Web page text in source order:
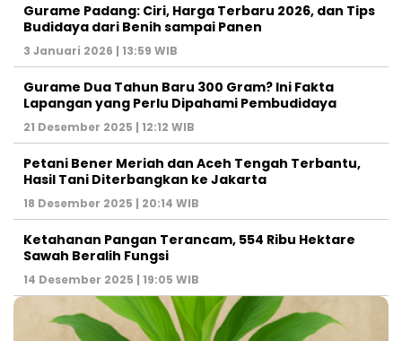
Gurame Padang: Ciri, Harga Terbaru 2026, dan Tips
Budidaya dari Benih sampai Panen
3 Januari 2026 | 13:59 WIB
Gurame Dua Tahun Baru 300 Gram? Ini Fakta
Lapangan yang Perlu Dipahami Pembudidaya
21 Desember 2025 | 12:12 WIB
Petani Bener Meriah dan Aceh Tengah Terbantu,
Hasil Tani Diterbangkan ke Jakarta
18 Desember 2025 | 20:14 WIB
Ketahanan Pangan Terancam, 554 Ribu Hektare
Sawah Beralih Fungsi
14 Desember 2025 | 19:05 WIB